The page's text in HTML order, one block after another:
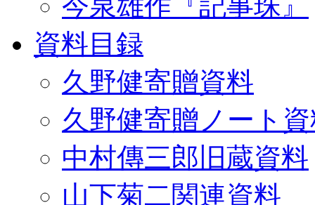
資料目録
久野健寄贈資料
久野健寄贈ノート
中村傳三郎旧蔵資料
山下菊二関連資料